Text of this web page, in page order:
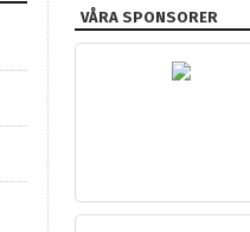
VÅRA SPONSORER